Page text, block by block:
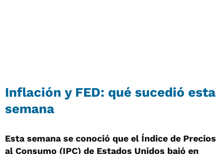
Inflación y FED: qué sucedió esta
semana
Esta semana se conoció que el Índice de Precios
al Consumo (IPC) de Estados Unidos bajó en